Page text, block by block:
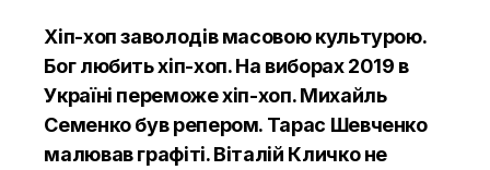
Хіп-хоп заволодів масовою культурою.
Бог любить хіп-хоп. На виборах 2019 в
Україні переможе хіп-хоп. Михайль
Семенко був репером. Тарас Шевченко
малював графіті. Віталій Кличко не